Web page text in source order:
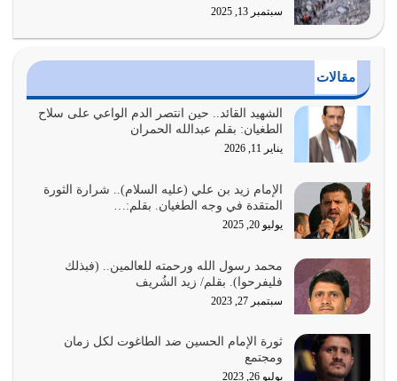
أراد الله لهذه الأمة ان تكون خير امة أخرجت للناس بالنهوض
الدين الذي شرعه الله لا يجوز أن يخضع لآرائنا وأهوائنا
واجتهاداتنا لأننا سنختلف ونتفرق
يوليو 24, 2026
أمة عاجزة عن النهوض…
يوليو 23, 2026
بحبل الله جميعاً وليس كل…
يوليو 22, 2026
يشاء ويذل من يشاء
يوليو 21, 2026
سبتمبر 13, 2025
مقالات
الشهيد القائد.. حين انتصر الدم الواعي على سلاح
الطغيان: بقلم عبدالله الحمران
يناير 11, 2026
الإمام زيد بن علي (عليه السلام).. شرارة الثورة
المتقدة في وجه الطغيان. بقلم:…
يوليو 20, 2025
محمد رسول الله ورحمته للعالمين.. (فبذلك
فليفرحوا). بقلم/ زيد الشُريف
سبتمبر 27, 2023
ثورة الإمام الحسين ضد الطاغوت لكل زمان
ومجتمع
يوليو 26, 2023